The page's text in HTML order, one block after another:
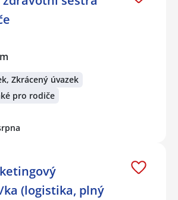
Zkrácený úvazek
pro rodiče
(logistika, plný